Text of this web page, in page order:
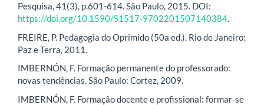
Pesquisa, 41(3), p.601-614. São Paulo, 2015. DOI:
https://doi.org/10.1590/S1517-9702201507140384.
FREIRE, P. Pedagogia do Oprimido (50a ed.). Rio de Janeiro:
Paz e Terra, 2011.
IMBERNÓN, F. Formação permanente do professorado:
novas tendências. São Paulo: Cortez, 2009.
IMBERNÓN, F. Formação docente e profissional: formar-se